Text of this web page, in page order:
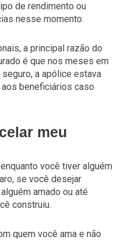
de rendimento ou
nesse momento.
a principal razão do
é que nos meses em
a apólice estava
beneficiários caso
meu
você tiver alguém
se você desejar
amado ou até
construiu.
quem você ama e não